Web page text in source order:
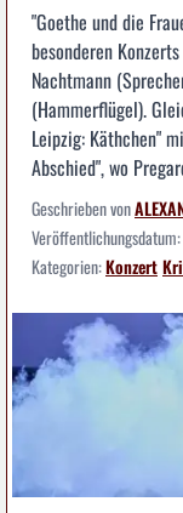
"Goethe und die
besonderen
Nachtmann
(Hammerflügel).
Leipzig: Käthchen"
Abschied", wo
Geschrieben von
Veröffentlichungsdatum:
Kategorien:Konzert